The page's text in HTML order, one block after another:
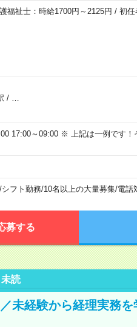
福祉士：時給1700円～2125円 / 初任
/
17:00～09:00 ※ 上記は一例です
/シフト勤務/10名以上の大量募集/電話
募する
未読
未経験から経理実務を